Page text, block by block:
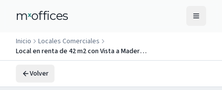
mxoffices
Inicio
Locales Comerciales
Local en renta de 42 m2 con Vista a Madero en el centro de Monterrey Nuevo Leon
Volver